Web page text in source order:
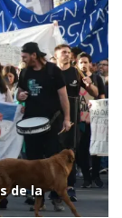
de la